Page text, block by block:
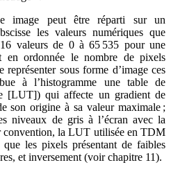
image peut être réparti sur un
les valeurs numériques que
valeurs de 0 à 65 535 pour une
en ordonnée le nombre de pixels
sous forme d’image ces
à l’histogramme une table de
[LUT]) qui affecte un gradient de
son origine à sa valeur maximale ;
niveaux de gris à l’écran avec la
convention, la LUT utilisée en TDM
les pixels présentant de faibles
et inversement (voir chapitre 11).